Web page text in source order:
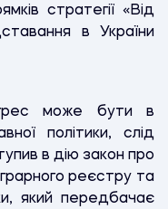
стратегії «Від
в України
може бути в
політики, слід
в дію закон про
реєстру та
який передбачає